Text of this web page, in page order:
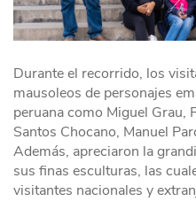
Durante el recorrido, los
mausoleos de personajes
peruana como Miguel Grau,
Santos Chocano, Manuel
Además, apreciaron la
sus finas esculturas, las
visitantes nacionales y